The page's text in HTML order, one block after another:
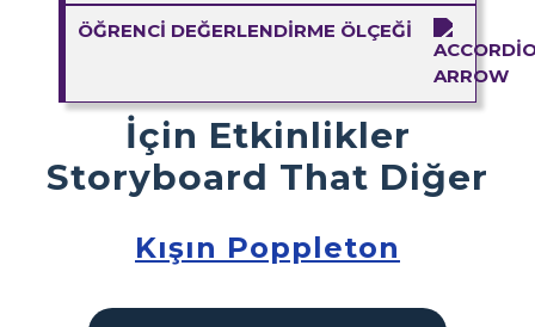
ÖĞRENCI DEĞERLENDIRME ÖLÇEĞI
İçin Etkinlikler
Storyboard That Diğer
Kışın Poppleton